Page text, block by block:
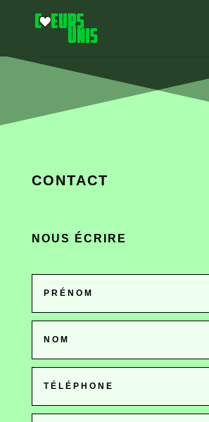
CONTACT
NOUS ÉCRIRE